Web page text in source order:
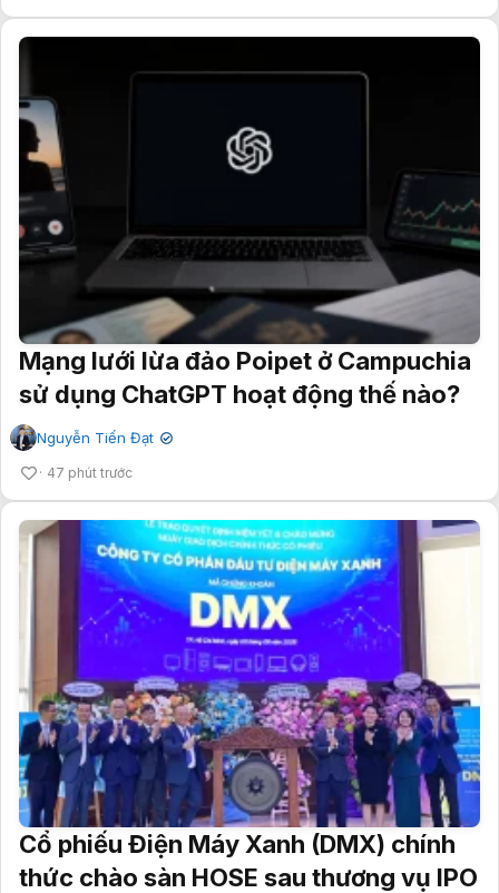
Mạng lưới lừa đảo Poipet ở Campuchia
sử dụng ChatGPT hoạt động thế nào?
Nguyễn Tiến Đạt ✔
47 phút trước
Cổ phiếu Điện Máy Xanh (DMX) chính
thức chào sàn HOSE sau thương vụ IPO